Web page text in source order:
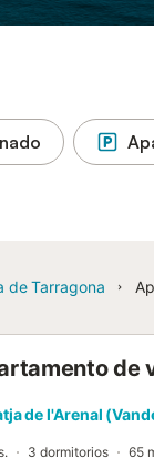
de Tarragona
de
de l'Arenal
3 dormitorios 65